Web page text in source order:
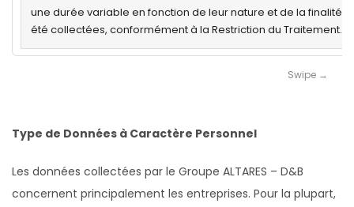
une durée variable en fonction de leur nature et de la finalité
été collectées, conformément à la Restriction du Traitement.
Type de Données à Caractère Personnel
Les données collectées par le Groupe ALTARES – D&B
concernent principalement les entreprises. Pour la plupart,